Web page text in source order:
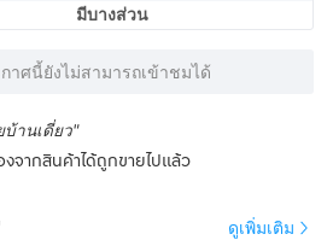
มีบางส่วน
าศนี้ยังไม่สามารถเข้าชมได้
บ้านเดี่ยว"
จากสินค้าได้ถูกขายไปแล้ว
ดูเพิ่มเติม